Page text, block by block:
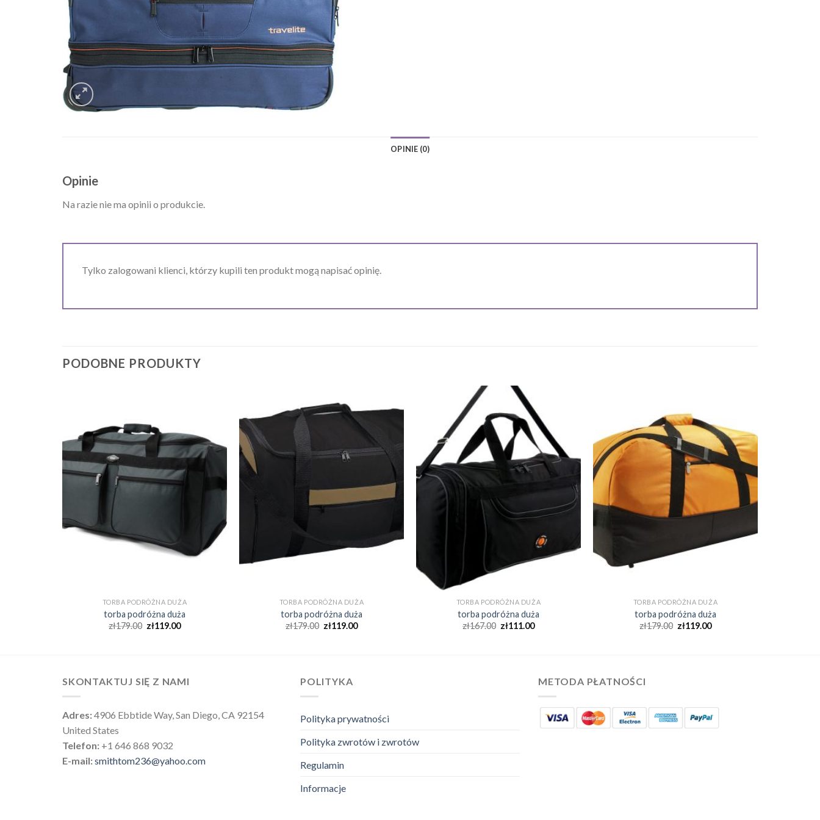
OPINIE (0)
Opinie
Na razie nie ma opinii o produkcie.
Tylko zalogowani klienci, którzy kupili ten produkt mogą napisać opinię.
PODOBNE PRODUKTY
TORBA PODRÓŻNA DUŻA
torba podróżna duża
zł179.00 zł119.00
TORBA PODRÓŻNA DUŻA
torba podróżna duża
zł179.00 zł119.00
TORBA PODRÓŻNA DUŻA
torba podróżna duża
zł167.00 zł111.00
TORBA PODRÓŻNA DUŻA
torba podróżna duża
zł179.00 zł119.00
SKONTAKTUJ SIĘ Z NAMI
Adres:4906 Ebbtide Way, San Diego, CA 92154
United States
Telefon: +1 646 868 9032
E-mail:smithtom236@yahoo.com
POLITYKA
Polityka prywatności
Polityka zwrotów i zwrotów
Regulamin
Informacje
METODA PŁATNOŚCI